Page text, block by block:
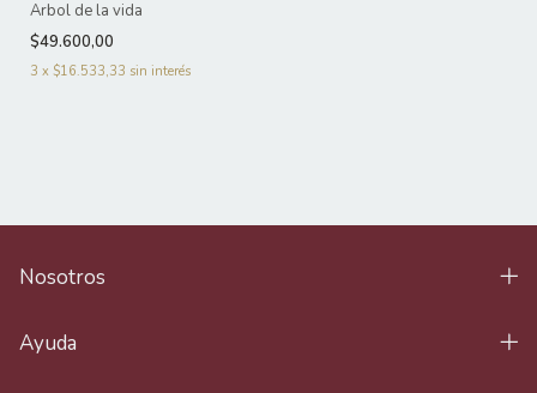
Arbol de la vida
$49.600,00
3 x $16.533,33 sin interés
Nosotros
Ayuda